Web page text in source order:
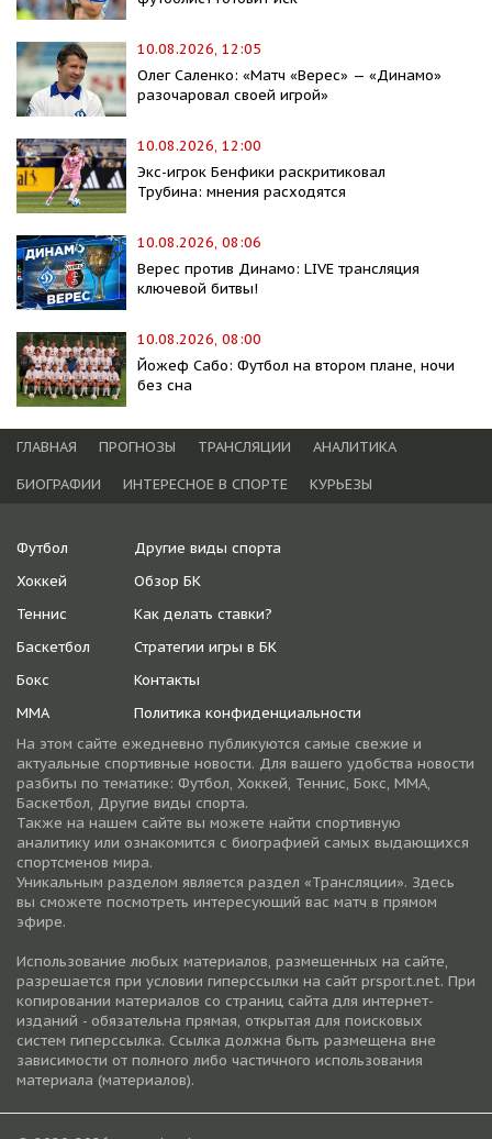
10.08.2026, 12:05
Олег Саленко: «Матч «Верес» — «Динамо»
разочаровал своей игрой»
10.08.2026, 12:00
Экс-игрок Бенфики раскритиковал
Трубина: мнения расходятся
10.08.2026, 08:06
Верес против Динамо: LIVE трансляция
ключевой битвы!
10.08.2026, 08:00
Йожеф Сабо: Футбол на втором плане, ночи
без сна
ГЛАВНАЯ ПРОГНОЗЫ ТРАНСЛЯЦИИ
АНАЛИТИКА
БИОГРАФИИ
ИНТЕРЕСНОЕ В СПОРТЕ КУРЬЕЗЫ
Футбол
Хоккей
Теннис
Баскетбол
Бокс
ММА
Другие виды спорта
Обзор БК
Как делать ставки?
Стратегии игры в БК
Контакты
Политика конфиденциальности
На этом сайте ежедневно публикуются самые свежие и
актуальные спортивные новости. Для вашего удобства новости
разбиты по тематике: Футбол, Хоккей, Теннис, Бокс, ММА,
Баскетбол, Другие виды спорта.
Также на нашем сайте вы можете найти спортивную
аналитику или ознакомится с биографией самых выдающихся
спортсменов мира.
Уникальным разделом является раздел «Трансляции». Здесь
вы сможете посмотреть интересующий вас матч в прямом
эфире.
Использование любых материалов, размещенных на сайте,
разрешается при условии гиперссылки на cайт prsport.net. При
копировании материалов со страниц сайта для интернет-
изданий - обязательна прямая, открытая для поисковых
систем гиперссылка. Ссылка должна быть размещена вне
зависимости от полного либо частичного использования
материала (материалов).